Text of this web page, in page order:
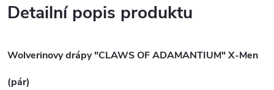
Detailní popis produktu
Wolverinovy drápy "CLAWS OF ADAMANTIUM" X-Men
(pár)